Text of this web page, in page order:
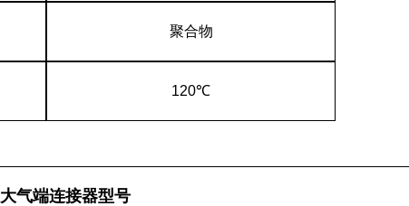
聚合物
120℃
大气端连接器型号